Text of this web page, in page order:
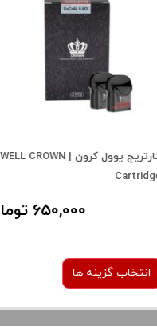
کارتریج یوول کرون | UWELL CROWN
650,000 تومان
انتخاب گزینه ها